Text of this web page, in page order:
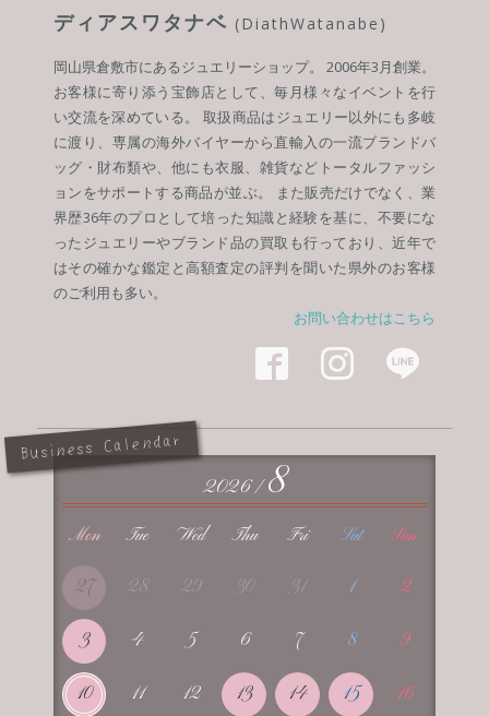
ディアスワタナベ (DiathWatanabe)
岡山県倉敷市にあるジュエリーショップ。 2006年3月創業。
お客様に寄り添う宝飾店として、毎月様々なイベントを行
い交流を深めている。 取扱商品はジュエリー以外にも多岐
に渡り、専属の海外バイヤーから直輸入の一流ブランドバ
ッグ・財布類や、他にも衣服、雑貨などトータルファッシ
ョンをサポートする商品が並ぶ。 また販売だけでなく、業
界歴36年のプロとして培った知識と経験を基に、不要にな
ったジュエリーやブランド品の買取も行っており、近年で
はその確かな鑑定と高額査定の評判を聞いた県外のお客様
のご利用も多い。
お問い合わせはこちら
  
Business Calendar
2026 /8
Mon Tue Wed Thu Fri Sat Sun
27 28 29 30 31 1 2
3 4 5 6 7 8 9
10 11 12 13 14 15 16